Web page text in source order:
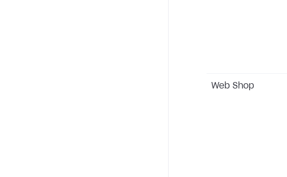
Web Shop